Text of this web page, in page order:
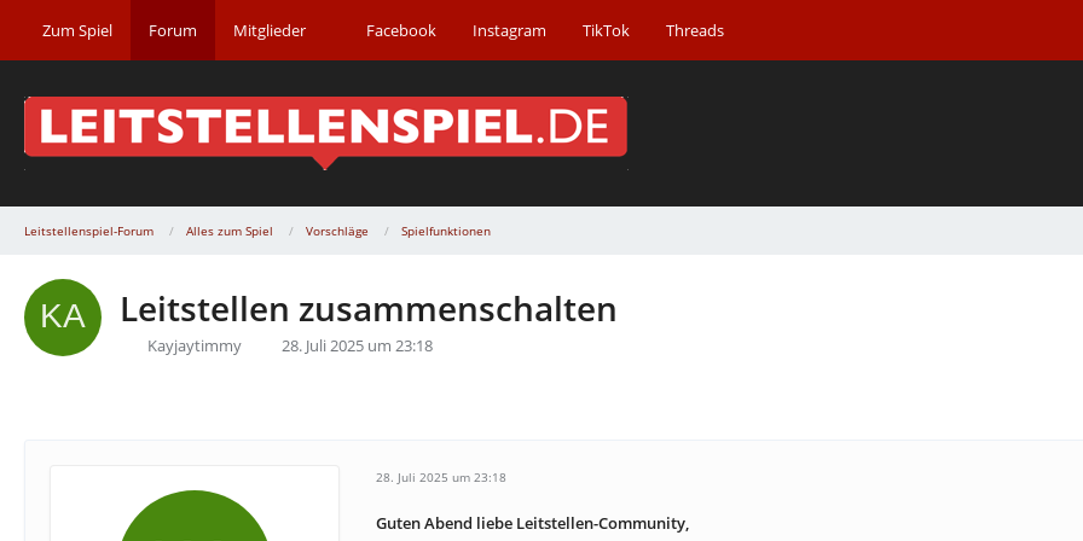
Zum Spiel Forum Mitglieder Facebook Instagram TikTok Threads
Leitstellenspiel-Forum Alles zum Spiel Vorschläge Spielfunktionen
Leitstellen zusammenschalten
Kayjaytimmy 28. Juli 2025 um 23:18
28. Juli 2025 um 23:18
Guten Abend liebe Leitstellen-Community,